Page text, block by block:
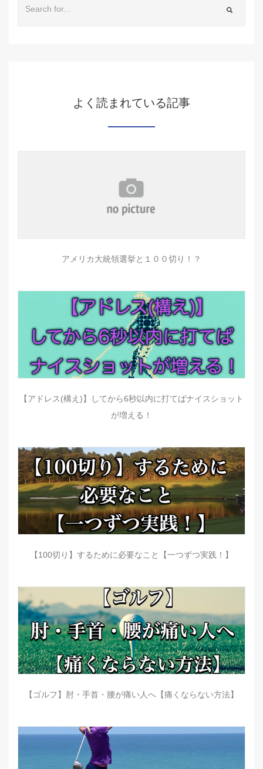
よく読まれている記事
アメリカ大統領選挙と１００切り！？
【アドレス(構え)】してから6秒以内に打てばナイスショット
が増える！
【100切り】するために必要なこと【一つずつ実践！】
【ゴルフ】肘・手首・腰が痛い人へ【痛くならない方法】